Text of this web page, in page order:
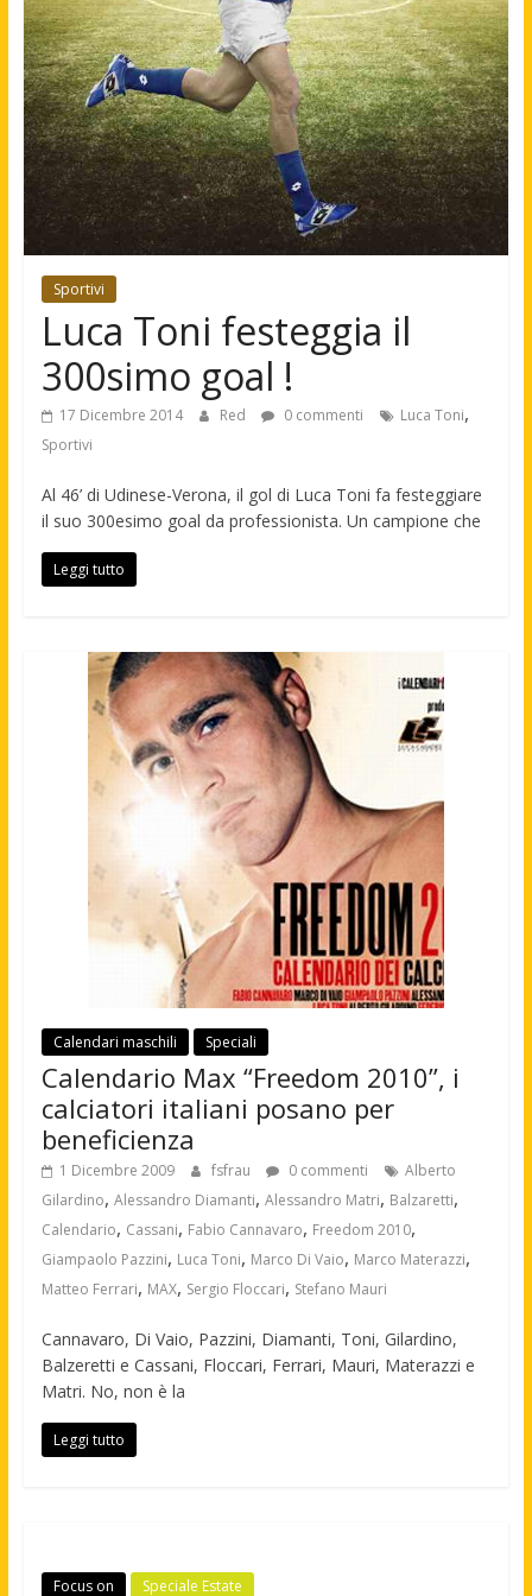
Sportivi
Luca Toni festeggia il
300simo goal !
17 Dicembre 2014 Red 0 commenti Luca Toni,
Sportivi
Al 46’ di Udinese-Verona, il gol di Luca Toni fa festeggiare
il suo 300esimo goal da professionista. Un campione che
Leggi tutto
Calendari maschili Speciali
Calendario Max “Freedom 2010”, i
calciatori italiani posano per
beneficienza
1 Dicembre 2009 fsfrau 0 commenti
Alberto
Gilardino, Alessandro Diamanti, Alessandro Matri, Balzaretti,
Calendario, Cassani, Fabio Cannavaro, Freedom 2010,
Giampaolo Pazzini, Luca Toni, Marco Di Vaio, Marco Materazzi,
Matteo Ferrari, MAX, Sergio Floccari, Stefano Mauri
Cannavaro, Di Vaio, Pazzini, Diamanti, Toni, Gilardino,
Balzeretti e Cassani, Floccari, Ferrari, Mauri, Materazzi e
Matri. No, non è la
Leggi tutto
Focus on Speciale Estate